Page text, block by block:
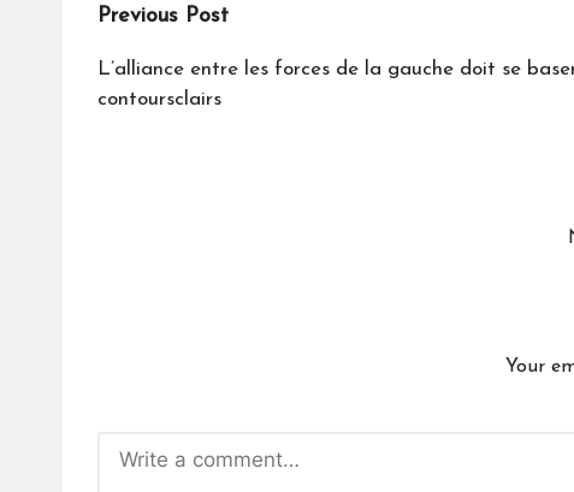
Post
navigation
Previous Post
L’alliance entre les forces de la gauche doit se
contoursclairs
Your